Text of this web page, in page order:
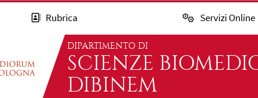
Rubrica Servizi Online
DIPARTIMENTO DI
SCIENZE
DIBINEM